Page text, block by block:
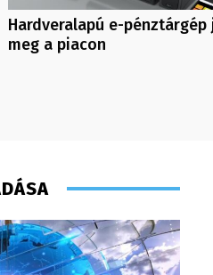
Hardveralapú e-
meg a piacon